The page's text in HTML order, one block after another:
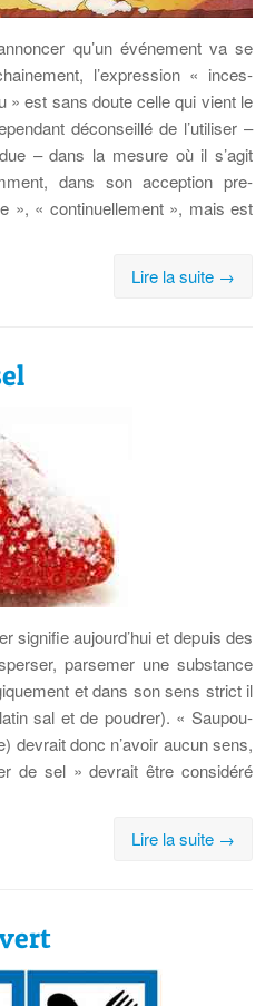
qu’un évé­ne­ment va se
l’expression « in­ces­
» est sans doute celle qui vient le
dé­con­seillé de l’utiliser –
– dans la me­sure où il s’agit
dans son ac­cep­tion pre­
», « conti­nuel­le­ment », mais est
Lire la suite →
si­gni­fie aujourd’hui et de­puis des
par­se­mer une sub­stance
et dans son sens strict il
sal et de pou­drer). « Sau­pou­
de­vrait donc n’avoir au­cun sens,
de sel » de­vrait être consi­déré
Lire la suite →